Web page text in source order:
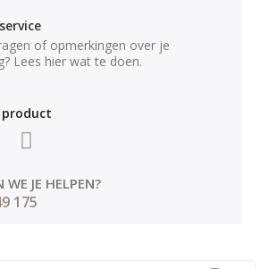
of opmerkingen over je
Lees hier wat te doen.
WE JE HELPEN?
175